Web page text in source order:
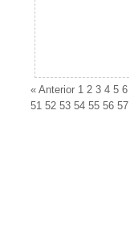
« Anterior 1 2 3 4 5 6
51 52 53 54 55 56 57